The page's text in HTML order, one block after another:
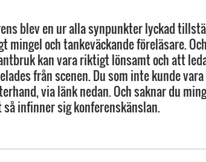
blev en ur alla synpunkter lyckad
mingel och tankeväckande föreläsare.
kan vara riktigt lönsamt och att
från scenen. Du som inte kunde
via länk nedan. Och saknar du
infinner sig konferenskänslan.